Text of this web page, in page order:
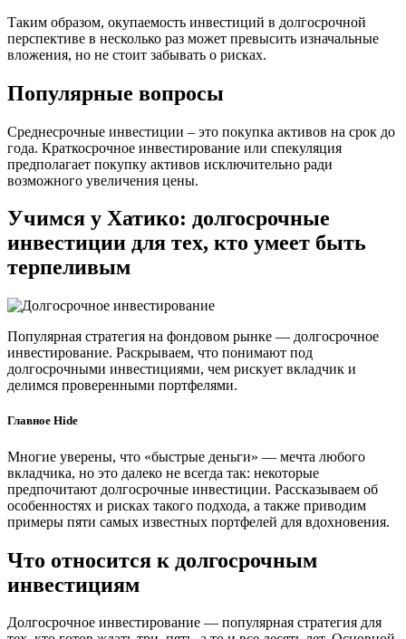
Таким образом, окупаемость инвестиций в долгосрочной
перспективе в несколько раз может превысить изначальные
вложения, но не стоит забывать о рисках.
Популярные вопросы
Среднесрочные инвестиции – это покупка активов на срок до
года. Краткосрочное инвестирование или спекуляция
предполагает покупку активов исключительно ради
возможного увеличения цены.
Учимся у Хатико: долгосрочные
инвестиции для тех, кто умеет быть
терпеливым
Популярная стратегия на фондовом рынке — долгосрочное
инвестирование. Раскрываем, что понимают под
долгосрочными инвестициями, чем рискует вкладчик и
делимся проверенными портфелями.
Главное Hide
Многие уверены, что «быстрые деньги» — мечта любого
вкладчика, но это далеко не всегда так: некоторые
предпочитают долгосрочные инвестиции. Рассказываем об
особенностях и рисках такого подхода, а также приводим
примеры пяти самых известных портфелей для вдохновения.
Что относится к долгосрочным
инвестициям
Долгосрочное инвестирование — популярная стратегия для